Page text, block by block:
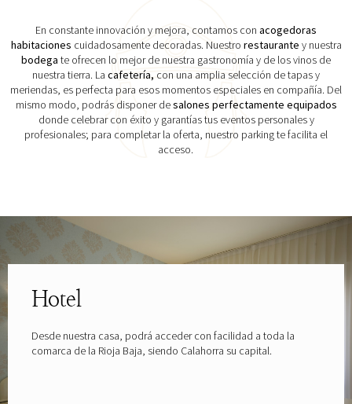
En constante innovación y mejora, contamos con acogedoras
habitaciones cuidadosamente decoradas. Nuestro restaurante y nuestra
bodega te ofrecen lo mejor de nuestra gastronomía y de los vinos de
nuestra tierra. La cafetería, con una amplia selección de tapas y
meriendas, es perfecta para esos momentos especiales en compañía. Del
mismo modo, podrás disponer desalones perfectamente equipados
donde celebrar con éxito y garantías tus eventos personales y
profesionales; para completar la oferta, nuestro parking te facilita el
acceso.
Hotel
Desde nuestra casa, podrá acceder con facilidad a toda la
comarca de la Rioja Baja, siendo Calahorra su capital.